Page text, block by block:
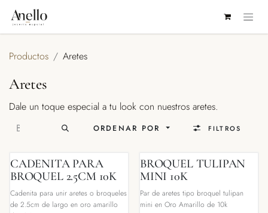
Productos Aretes
Aretes
Dale un toque especial a tu look con nuestros aretes.
ORDENAR POR FILTROS
CADENITA PARA
BROQUEL 2.5CM 10K
Cadenita para unir aretes o broqueles
de 2.5cm de largo en oro amarillo
BROQUEL TULIPAN
MINI 10K
Par de aretes tipo broquel tulipan
mini en Oro Amarillo de 10k